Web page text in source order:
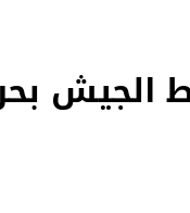
الجيش